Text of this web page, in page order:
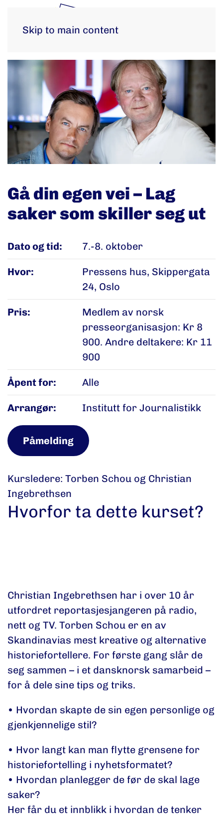
Skip to main content
Gå din egen vei – Lag
saker som skiller seg ut
Dato og tid: 7.-8. oktober
Hvor:
Pressens hus, Skippergata
24, Oslo
Pris:
Medlem av norsk
presseorganisasjon: Kr 8
900. Andre deltakere: Kr 11
900
Åpent for: Alle
Arrangør: Institutt for Journalistikk
Påmelding
Kursledere: Torben Schou og Christian
Ingebrethsen
Hvorfor ta dette kurset?
Christian Ingebrethsen har i over 10 år
utfordret reportasjesjangeren på radio,
nett og TV. Torben Schou er en av
Skandinavias mest kreative og alternative
historiefortellere. For første gang slår de
seg sammen – i et dansknorsk samarbeid –
for å dele sine tips og triks.
• Hvordan skapte de sin egen personlige og
gjenkjennelige stil?
• Hvor langt kan man flytte grensene for
historiefortelling i nyhetsformatet?
• Hvordan planlegger de før de skal lage
saker?
Her får du et innblikk i hvordan de tenker